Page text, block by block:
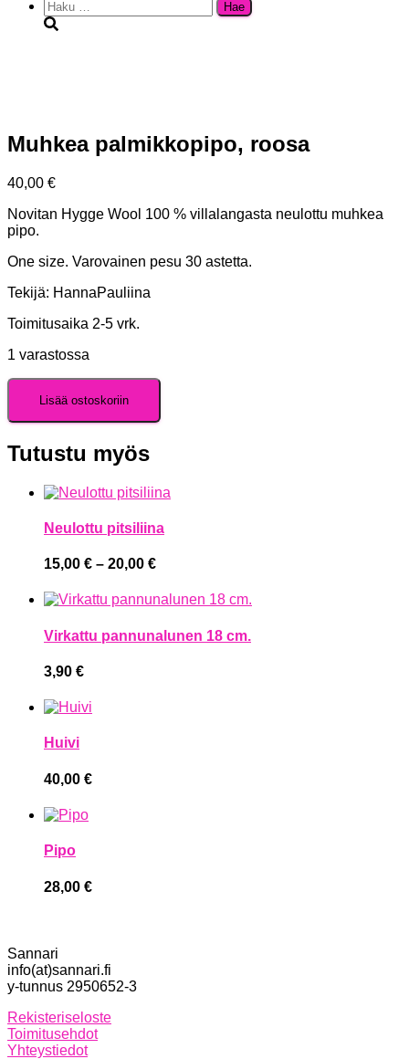
Haku:
Muhkea palmikkopipo, roosa
40,00 €
Novitan Hygge Wool 100 % villalangasta neulottu muhkea
pipo.
One size. Varovainen pesu 30 astetta.
Tekijä: HannaPauliina
Toimitusaika 2-5 vrk.
1 varastossa
Muhkea
palmikkopipo,
roosa
Lisää ostoskoriin
Tutustu myös
Neulottu pitsiliina
15,00 € – 20,00 €
-
Virkattu pannunalunen 18 cm.
3,90 €
Huivi
40,00 €
Pipo
28,00 €
Sannari
info(at)sannari.fi
y-tunnus 2950652-3
Rekisteriseloste
Toimitusehdot
Yhteystiedot